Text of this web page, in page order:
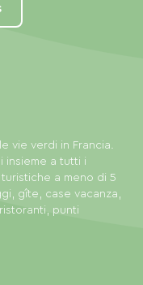
vie verdi in Francia.
insieme a tutti i
a meno di 5
gîte, case vacanza,
punti